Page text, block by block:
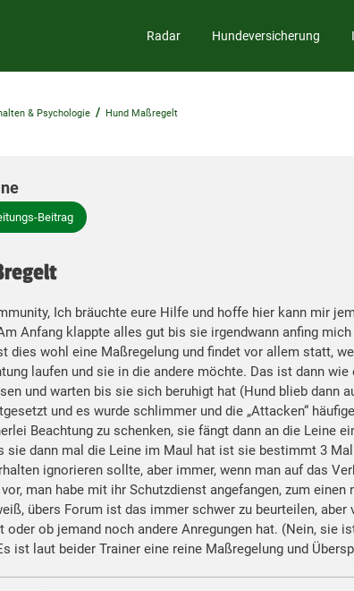
Radar Hundeversicherung
& Psychologie / Hund Maßregelt
Beitrag
Ich bräuchte eure Hilfe und hoffe hier kann mir
Anfang klappte alles gut bis sie irgendwann anfing
dies wohl eine Maßregelung und findet vor allem statt,
laufen und sie in die andere möchte. Das ist dann
und warten bis sie sich beruhigt hat (Hund blieb dann
und es wurde schlimmer und die „Attacken“
Beachtung zu schenken, sie fängt dann an die Leine
sie dann mal die Leine im Maul hat ist sie bestimmt 3
ignorieren sollte, aber immer, wenn man auf das
man habe mit ihr Schutzdienst angefangen, zum
übers Forum ist das immer schwer zu beurteilen,
oder ob jemand noch andere Anregungen hat. (Nein, sie
ist laut beider Trainer eine reine Maßregelung und